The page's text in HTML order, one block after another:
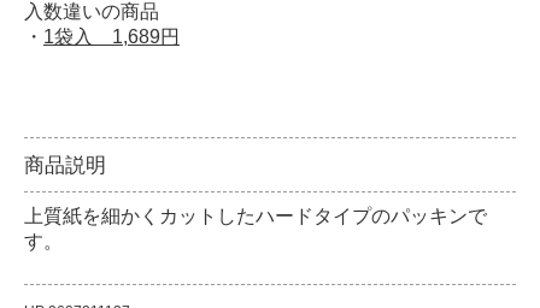
入数違いの商品
・ 1袋入 1,689円
商品説明
上質紙を細かくカットしたハードタイプのパッキンで
す。